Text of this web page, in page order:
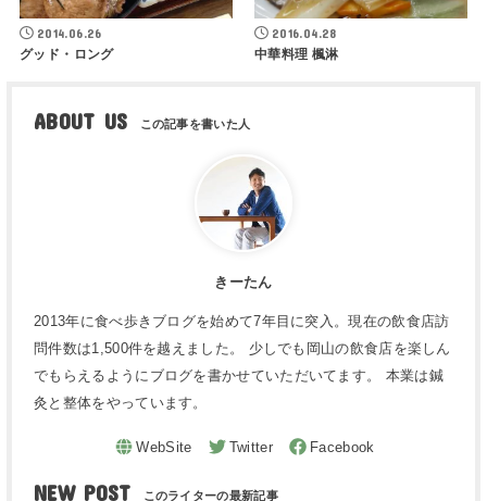
2014.06.26
グッド・ロング
2016.04.28
中華料理 楓淋
ABOUT US
きーたん
2013年に食べ歩きブログを始めて7年目に突入。現在の飲食店訪
問件数は1,500件を越えました。 少しでも岡山の飲食店を楽しん
でもらえるようにブログを書かせていただいてます。 本業は鍼
灸と整体をやっています。
NEW POST